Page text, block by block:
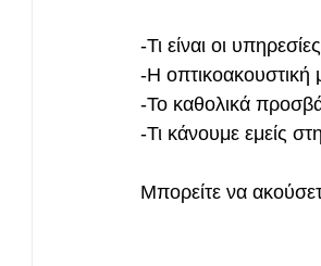
-Τι είναι οι
-Η οπτικοακουστική
-Το καθολικά
-Τι κάνουμε εμείς
Μπορείτε να